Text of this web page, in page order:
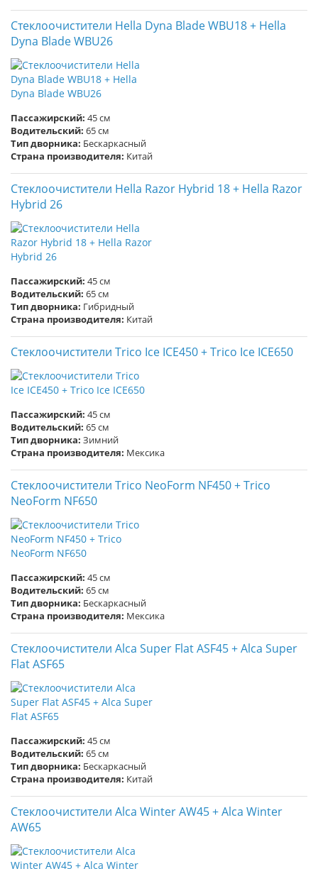
Стеклоочистители Hella Dyna Blade WBU18 + Hella
Dyna Blade WBU26
Пассажирский: 45 см
Водительский: 65 см
Тип дворника: Бескаркасный
Страна производителя: Китай
Стеклоочистители Hella Razor Hybrid 18 + Hella Razor
Hybrid 26
Пассажирский: 45 см
Водительский: 65 см
Тип дворника: Гибридный
Страна производителя: Китай
Стеклоочистители Trico Ice ICE450 + Trico Ice ICE650
Пассажирский: 45 см
Водительский: 65 см
Тип дворника: Зимний
Страна производителя: Мексика
Стеклоочистители Trico NeoForm NF450 + Trico
NeoForm NF650
Пассажирский: 45 см
Водительский: 65 см
Тип дворника: Бескаркасный
Страна производителя: Мексика
Стеклоочистители Alca Super Flat ASF45 + Alca Super
Flat ASF65
Пассажирский: 45 см
Водительский: 65 см
Тип дворника: Бескаркасный
Страна производителя: Китай
Стеклоочистители Alca Winter AW45 + Alca Winter
AW65